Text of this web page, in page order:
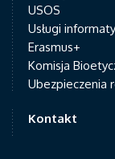
USOS
Usługi
Erasmus+
Komisja
Ubezpieczenia
Kontakt